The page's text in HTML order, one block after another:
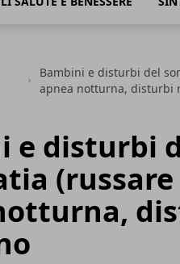
Bambini e disturbi del
apnea notturna, disturbi
e disturbi